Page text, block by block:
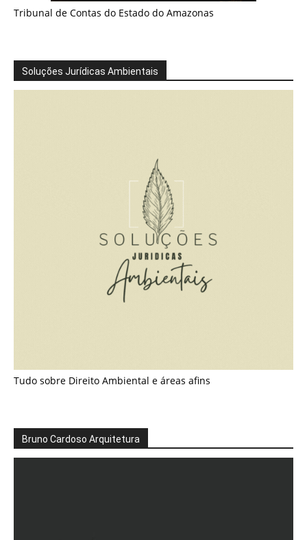
Tribunal de Contas do Estado do Amazonas
Soluções Jurídicas Ambientais
Tudo sobre Direito Ambiental e áreas afins
Bruno Cardoso Arquitetura